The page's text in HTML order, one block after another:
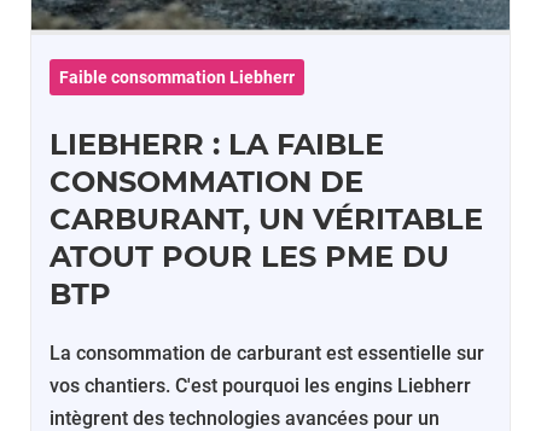
Faible consommation Liebherr
LIEBHERR : LA FAIBLE
CONSOMMATION DE
CARBURANT, UN VÉRITABLE
ATOUT POUR LES PME DU
BTP
La consommation de carburant est essentielle sur
vos chantiers. C'est pourquoi les engins Liebherr
intègrent des technologies avancées pour un